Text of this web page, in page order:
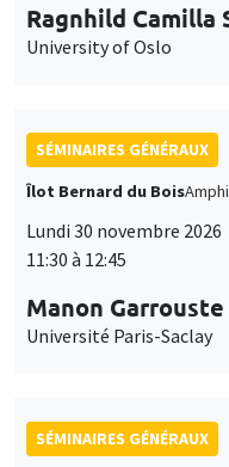
Ragnhild Camilla
University of Oslo
SÉMINAIRES GÉNÉRAUX
Îlot Bernard du Bois
Lundi 30 novembre 2026
11:30 à 12:45
Manon Garrouste
Université Paris-Saclay
SÉMINAIRES GÉNÉRAUX